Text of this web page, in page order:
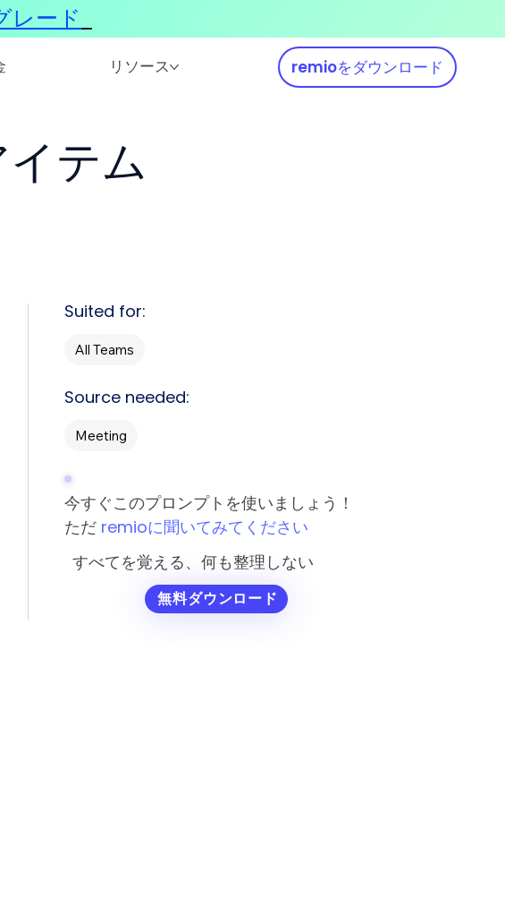
リソース remioをダウンロード
テム
Suited for:
All Teams
Source needed:
Meeting
今すぐこのプロンプトを使いましょう！
ただ remioに聞いてみてください
すべてを覚える、何も整理しない
無料ダウンロード
レード